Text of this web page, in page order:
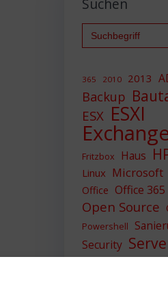
Suchen
Search
for:
365 2010 2013
Backup
ESX ESXI
Fritzbox Haus
Linux Microsoft
Office Office 365
Open Source
Powershell
Security
Sicherheit